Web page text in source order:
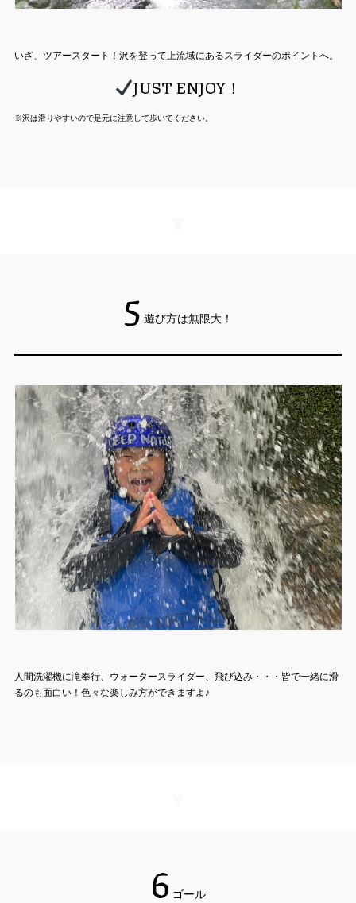
いざ、ツアースタート！沢を登って上流域にあるスライダーのポイントへ。
JUST ENJOY！
※沢は滑りやすいので足元に注意して歩いてください。
5 遊び方は無限大！
人間洗濯機に滝奉行、ウォータースライダー、飛び込み・・・皆で一緒に滑
るのも面白い！色々な楽しみ方ができますよ♪
6 ゴール